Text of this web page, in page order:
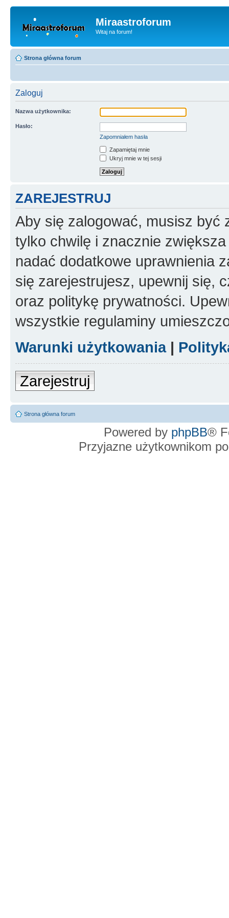
Miraastroforum
Witaj na forum!
Strona główna forum
Zaloguj
Nazwa użytkownika:
Hasło:
Zapomniałem hasła
Zapamiętaj mnie
Ukryj mnie w tej sesji
ZAREJESTRUJ
Aby się zalogować, musisz być
tylko chwilę i znacznie
nadać dodatkowe uprawnienia
się zarejestrujesz, upewnij się,
oraz politykę prywatności.
wszystkie regulaminy
Warunki użytkowania|
Zarejestruj
Strona główna forum
Powered by phpBB®
Przyjazne użytkownikom